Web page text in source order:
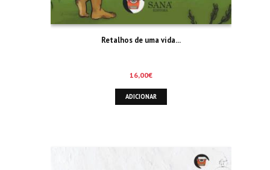
Retalhos de uma vida…
16,00€
ADICIONAR